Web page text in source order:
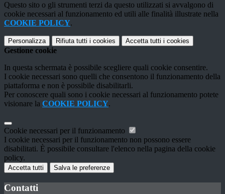
Questo sito o gli strumenti terzi da questo utilizzati si avvalgono di
cookie necessari al funzionamento ed utili alle finalità illustrate nella
COOKIE POLICY.
Personalizza Rifiuta tutti i cookies Accetta tutti i cookies
Gestione cookie
In questa schermata è possibile scegliere quali cookie consentire.
I cookie necessari sono quelli che consentono il funzionamento della
piattaforma e non è possibile disabilitarli.
Per conoscere quali sono i cookie necessari al funzionamento potete
visionare la COOKIE POLICY.
Cookie necessari per il funzionamento
I cookie necessari per il funzionamento non possono essere
disabilitati. È possibile consultare l'elenco nella pagina della cookie
policy.
Accetta tutti Salva le preferenze
Contatti